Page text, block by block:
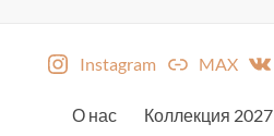
Instagram MAX
О нас Коллекция 2027